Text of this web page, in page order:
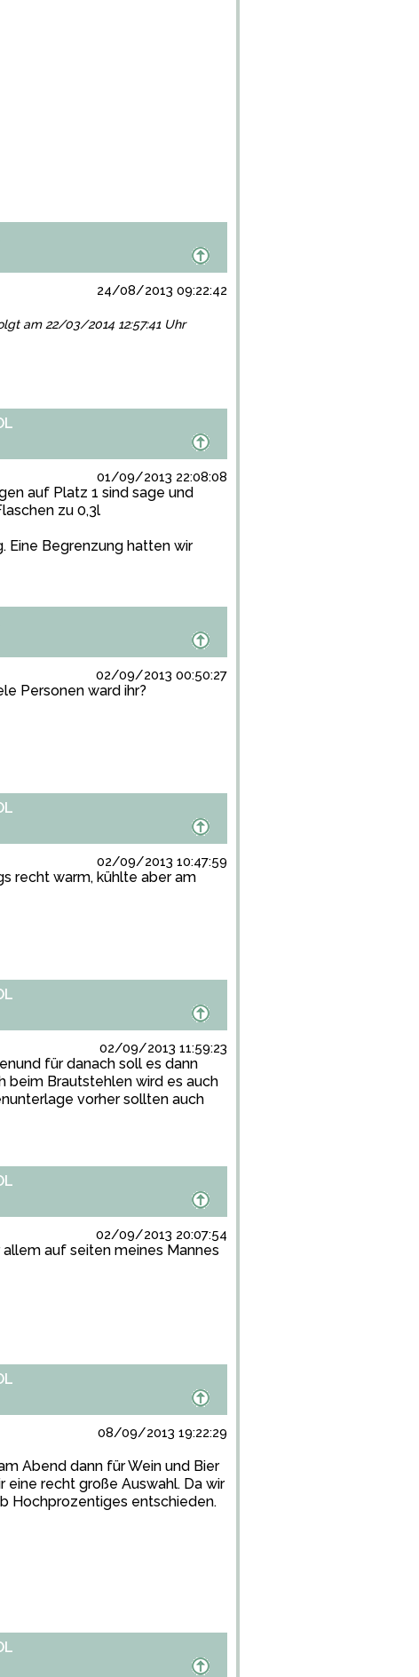
24/08/2013 09:22:42
am 22/03/2014 12:57:41 Uhr
01/09/2013 22:08:08
auf Platz 1 sind sage und
zu 0,3l
Eine Begrenzung hatten wir
02/09/2013 00:50:27
Personen ward ihr?
02/09/2013 10:47:59
recht warm, kühlte aber am
02/09/2013 11:59:23
für danach soll es dann
beim Brautstehlen wird es auch
vorher sollten auch
02/09/2013 20:07:54
auf seiten meines Mannes
08/09/2013 19:22:29
Abend dann für Wein und Bier
recht große Auswahl. Da wir
Hochprozentiges entschieden.